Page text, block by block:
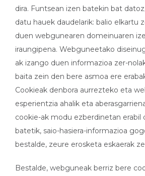
dira. Funtsean izen batekin bat
datu hauek daudelarik: balio elkartu
duen webgunearen domeinuaren
iraungipena. Webguneetako
ak izango duen informazioa zer-
baita zein den bere asmoa ere
Cookieak denbora aurrezteko eta
esperientzia ahalik eta
cookie-ak modu ezberdinetan erabil
batetik, saio-hasiera-informazioa
bestalde, zeure erosketa eskaerak
Bestalde, webguneak berriz bere